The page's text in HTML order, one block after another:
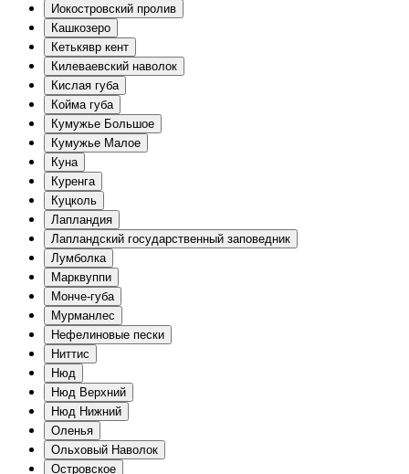
Иокостровский пролив
Кашкозеро
Кетькявр кент
Килеваевский наволок
Кислая губа
Койма губа
Кумужье Большое
Кумужье Малое
Куна
Куренга
Куцколь
Лапландия
Лапландский государственный заповедник
Лумболка
Марквуппи
Монче-губа
Мурманлес
Нефелиновые пески
Ниттис
Нюд
Нюд Верхний
Нюд Нижний
Оленья
Ольховый Наволок
Островское